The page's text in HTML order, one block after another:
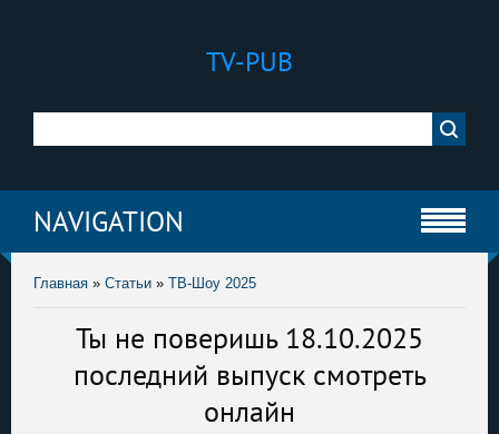
TV-PUB
NAVIGATION
Главная » Статьи » ТВ-Шоу 2025
Ты не поверишь 18.10.2025
последний выпуск смотреть
онлайн